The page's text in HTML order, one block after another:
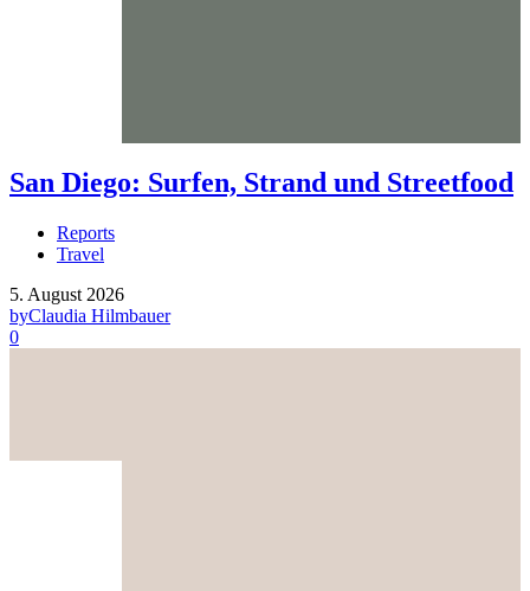
San Diego: Surfen, Strand und Streetfood
Reports
Travel
5. August 2026
byClaudia Hilmbauer
0